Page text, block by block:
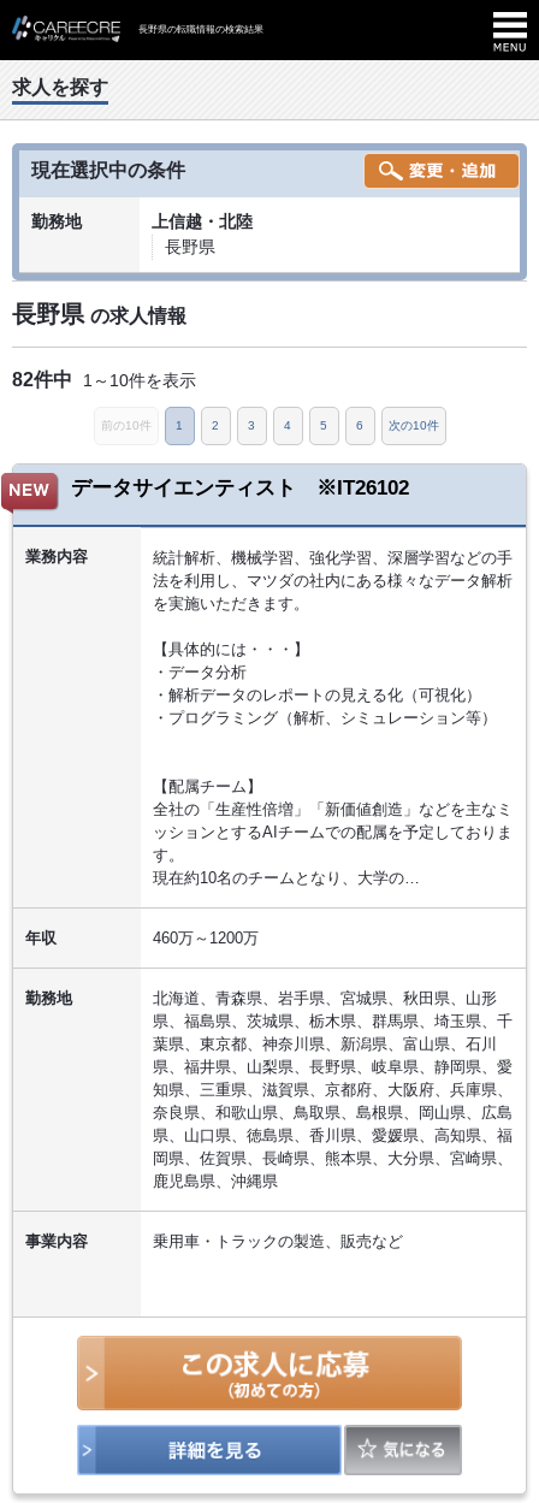
長野県の転職情報の検索結果
求人を探す
現在選択中の条件
勤務地
上信越・北陸
長野県
長野県 の求人情報
82件中 1～10件を表示
前の10件 1 2 3 4 5 6 次の10件
データサイエンティスト ※IT26102
業務内容
統計解析、機械学習、強化学習、深層学習などの手
法を利用し、マツダの社内にある様々なデータ解析
を実施いただきます。
【具体的には・・・】
・データ分析
・解析データのレポートの見える化（可視化）
・プログラミング（解析、シミュレーション等）
【配属チーム】
全社の「生産性倍増」「新価値創造」などを主なミ
ッションとするAIチームでの配属を予定しておりま
す。
現在約10名のチームとなり、大学の…
年収 460万～1200万
勤務地
北海道、青森県、岩手県、宮城県、秋田県、山形
県、福島県、茨城県、栃木県、群馬県、埼玉県、千
葉県、東京都、神奈川県、新潟県、富山県、石川
県、福井県、山梨県、長野県、岐阜県、静岡県、愛
知県、三重県、滋賀県、京都府、大阪府、兵庫県、
奈良県、和歌山県、鳥取県、島根県、岡山県、広島
県、山口県、徳島県、香川県、愛媛県、高知県、福
岡県、佐賀県、長崎県、熊本県、大分県、宮崎県、
鹿児島県、沖縄県
事業内容 乗用車・トラックの製造、販売など